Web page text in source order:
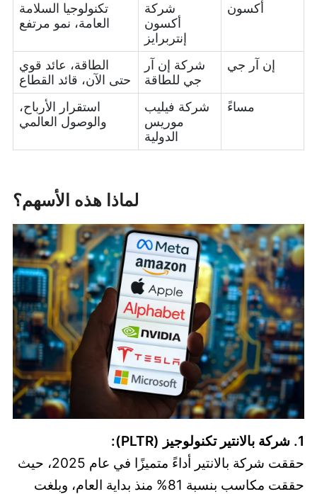
أكسون
شركة
أكسون
إنتربرايز
تكنولوجيا السلامة
العامة، نمو مرتفع
إن آر جي
شركة إن آر
جي للطاقة
الطاقة، عائد قوي
حتى الآن، قائد القطاع
مساءً
شركة فيليب
موريس
الدولية
استقرار الأرباح،
والوصول العالمي
لماذا هذه الأسهم؟
1. شركة بالانتير تكنولوجيز (PLTR):
حققت شركة بالانتير أداءً متميزًا في عام 2025، حيث
حققت مكاسب بنسبة 81% منذ بداية العام، وبلغت